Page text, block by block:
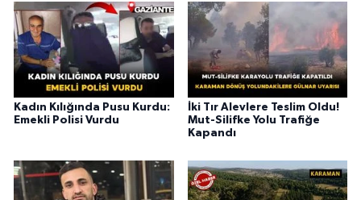
Kadın Kılığında Pusu Kurdu:
Emekli Polisi Vurdu
İki Tır Alevlere Teslim Oldu!
Mut-Silifke Yolu Trafiğe
Kapandı